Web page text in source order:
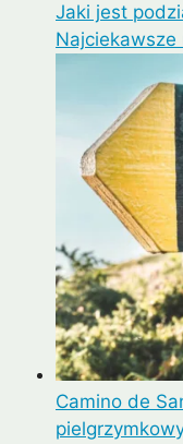
Jaki jest
Najciekawsze
Camino de